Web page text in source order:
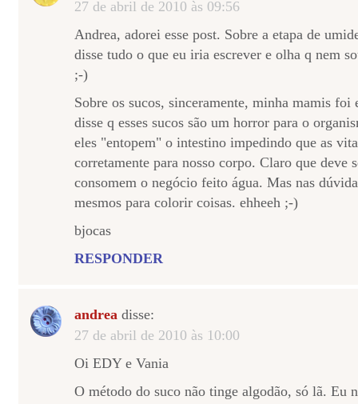
27 de abril de 2010 às 09:56
Andrea, adorei esse post. Sobre a etapa de
disse tudo o que eu iria escrever e olha q nem
;-)
Sobre os sucos, sinceramente, minha mamis
disse q esses sucos são um horror para o
eles "entopem" o intestino impedindo que as
corretamente para nosso corpo. Claro que deve
consomem o negócio feito água. Mas nas
mesmos para colorir coisas. ehheeh ;-)
bjocas
RESPONDER
andrea disse:
27 de abril de 2010 às 10:00
Oi EDY e Vania
O método do suco não tinge algodão, só lã. Eu